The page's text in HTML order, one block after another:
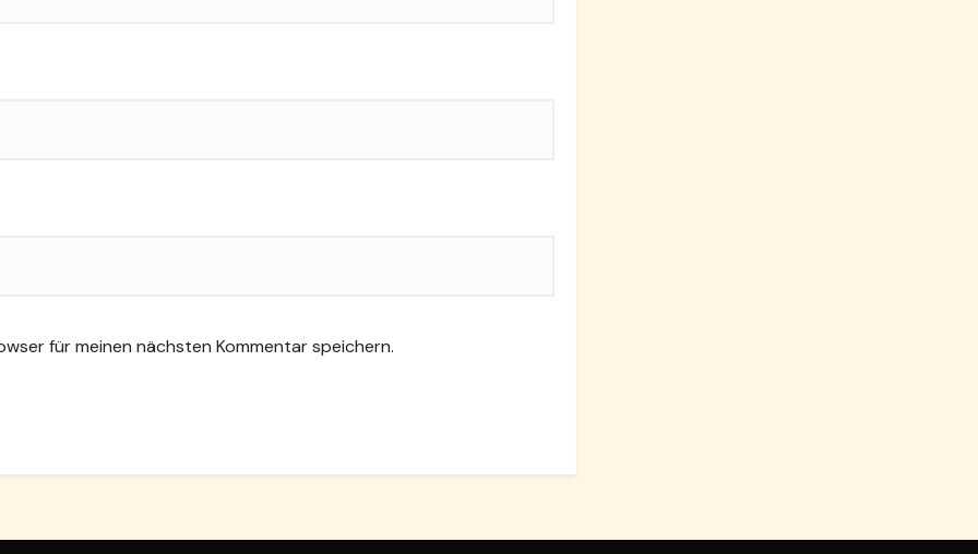
für meinen nächsten Kommentar speichern.